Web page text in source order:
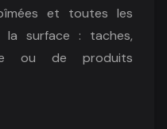
et toutes les
la surface : taches,
ou de produits